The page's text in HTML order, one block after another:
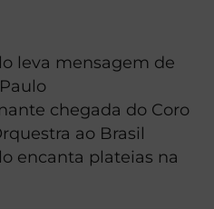
leva mensagem de
chegada do Coro
ao Brasil
encanta plateias na